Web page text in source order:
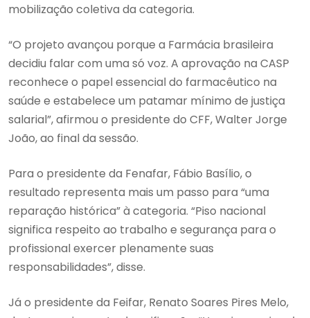
mobilização coletiva da categoria.
“O projeto avançou porque a Farmácia brasileira
decidiu falar com uma só voz. A aprovação na CASP
reconhece o papel essencial do farmacêutico na
saúde e estabelece um patamar mínimo de justiça
salarial”, afirmou o presidente do CFF, Walter Jorge
João, ao final da sessão.
Para o presidente da Fenafar, Fábio Basílio, o
resultado representa mais um passo para “uma
reparação histórica” à categoria. “Piso nacional
significa respeito ao trabalho e segurança para o
profissional exercer plenamente suas
responsabilidades”, disse.
Já o presidente da Feifar, Renato Soares Pires Melo,